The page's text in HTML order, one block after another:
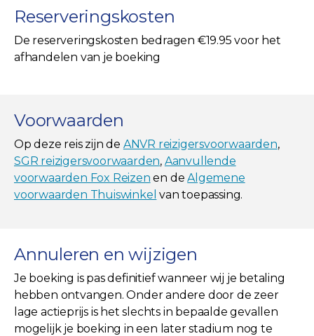
Reserveringskosten
De reserveringskosten bedragen €19.95 voor het
afhandelen van je boeking
Voorwaarden
Op deze reis zijn de ANVR reizigersvoorwaarden,
SGR reizigersvoorwaarden, Aanvullende
voorwaarden Fox Reizen en deAlgemene
voorwaarden Thuiswinkel van toepassing.
Annuleren en wijzigen
Je boeking is pas definitief wanneer wij je betaling
hebben ontvangen. Onder andere door de zeer
lage actieprijs is het slechts in bepaalde gevallen
mogelijk je boeking in een later stadium nog te